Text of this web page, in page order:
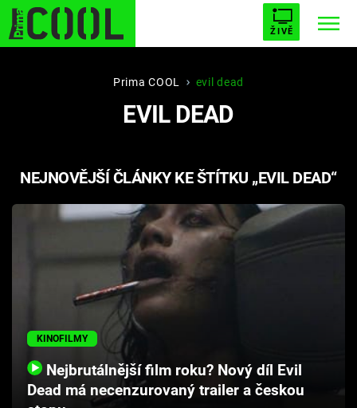
ŽIVĚ
STARHOUSE BUFFY, PŘEMOŽITELKA UPÍRŮ
PLNEJ KOTEL AVENGERS 5
Témata
Hry
Cool Esport
Prima COOL evil dead
EVIL DEAD
NEJNOVĚJŠÍ ČLÁNKY KE ŠTÍTKU „EVIL DEAD“
KINOFILMY
Nejbrutálnější film roku? Nový díl Evil
Dead má necenzurovaný trailer a českou